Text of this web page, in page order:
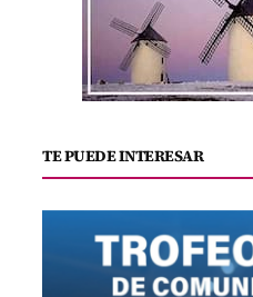
TE PUEDE INTERESAR